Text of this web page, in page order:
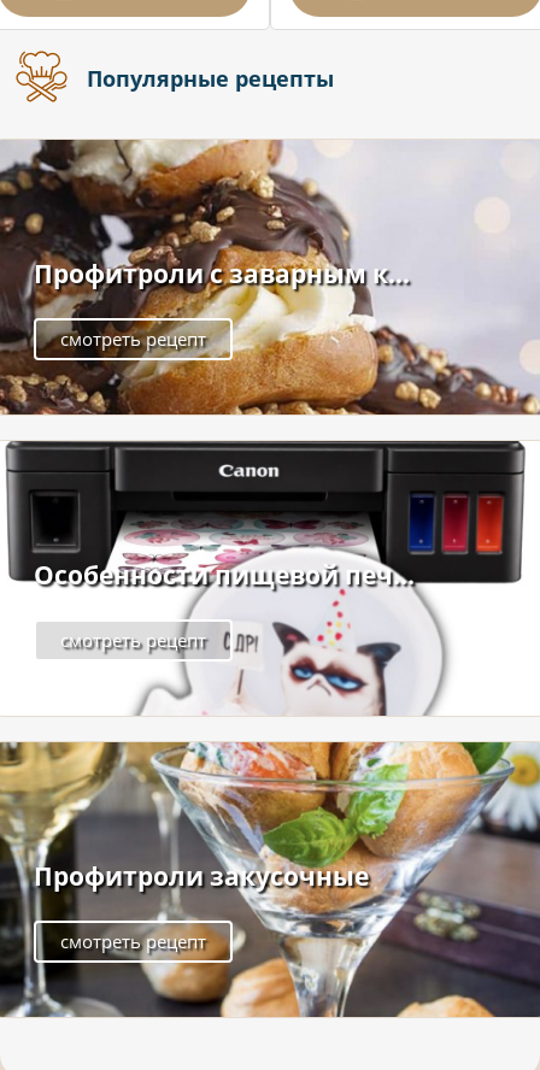
Популярные рецепты
Профитроли с заварным к...
смотреть рецепт
Особенности пищевой печ...
смотреть рецепт
Профитроли закусочные
смотреть рецепт